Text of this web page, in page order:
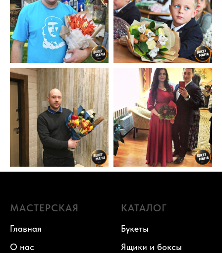
МАСТЕРСКАЯ
Главная
О нас
КАТАЛОГ
Букеты
Ящики и боксы